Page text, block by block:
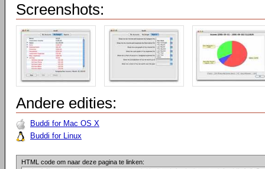
Screenshots:
Andere edities:
Buddi for Mac OS X
Buddi for Linux
HTML code om naar deze pagina te linken: